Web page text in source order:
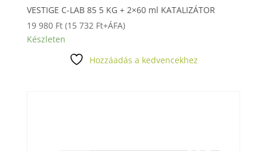
VESTIGE C-LAB 85 5 KG + 2×60 ml KATALIZÁTOR
19 980 Ft (15 732 Ft+ÁFA)
Készleten
Hozzáadás a kedvencekhez